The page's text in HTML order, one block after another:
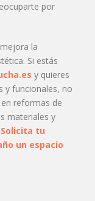
por
la
Si estás
y quieres
y funcionales, no
reformas de
materiales y
tu
un espacio